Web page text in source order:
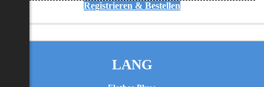
Registrieren & Bestellen
LANG